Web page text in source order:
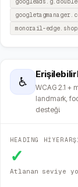
monorail-
♿
WCAG 2.1 +
landmark,
desteği.
HEADING
✓
Atlanan seviye